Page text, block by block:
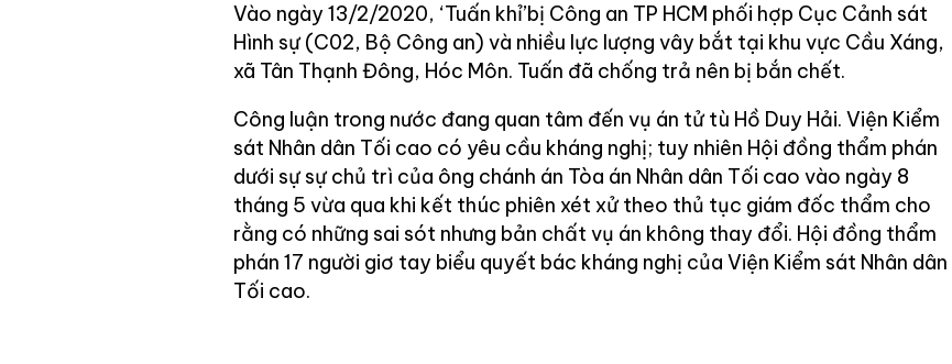
Vào ngày 13/2/2020, ‘Tuấn khỉ’bị Công an TP HCM phối hợp Cục Cảnh sát
Hình sự (C02, Bộ Công an) và nhiều lực lượng vây bắt tại khu vực Cầu Xáng,
xã Tân Thạnh Đông, Hóc Môn. Tuấn đã chống trả nên bị bắn chết.
Công luận trong nước đang quan tâm đến vụ án tử tù Hồ Duy Hải. Viện Kiểm
sát Nhân dân Tối cao có yêu cầu kháng nghị; tuy nhiên Hội đồng thẩm phán
dưới sự sự chủ trì của ông chánh án Tòa án Nhân dân Tối cao vào ngày 8
tháng 5 vừa qua khi kết thúc phiên xét xử theo thủ tục giám đốc thẩm cho
rằng có những sai sót nhưng bản chất vụ án không thay đổi. Hội đồng thẩm
phán 17 người giơ tay biểu quyết bác kháng nghị của Viện Kiểm sát Nhân dân
Tối cao.